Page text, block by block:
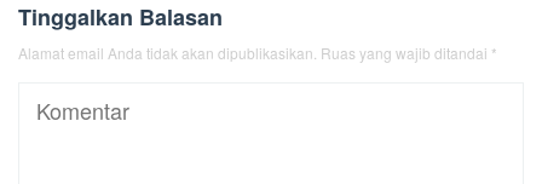
Tinggalkan Balasan
Alamat email Anda tidak akan dipublikasikan. Ruas yang wajib ditandai *